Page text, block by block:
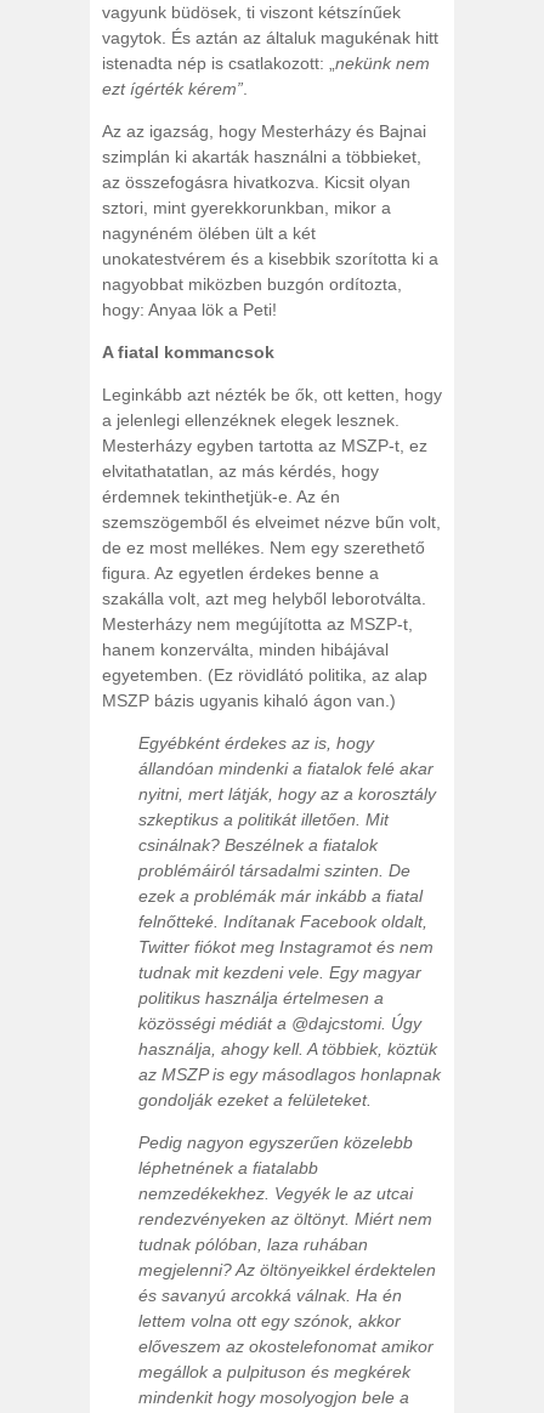
vagyunk büdösek, ti viszont kétszínűek
vagytok. És aztán az általuk magukénak hitt
istenadta nép is csatlakozott: „ nekünk nem
ezt ígérték kérem”
Az az igazság, hogy Mesterházy és Bajnai
szimplán ki akarták használni a többieket,
az összefogásra hivatkozva. Kicsit olyan
sztori, mint gyerekkorunkban, mikor a
nagynéném ölében ült a két
unokatestvérem és a kisebbik szorította ki a
nagyobbat miközben buzgón ordítozta,
hogy: Anyaa lök a Peti!
A fiatal kommancsok
Leginkább azt nézték be ők, ott ketten, hogy
a jelenlegi ellenzéknek elegek lesznek.
Mesterházy egyben tartotta az MSZP-t, ez
elvitathatatlan, az más kérdés, hogy
érdemnek tekinthetjük-e. Az én
szemszögemből és elveimet nézve bűn volt,
de ez most mellékes. Nem egy szerethető
figura. Az egyetlen érdekes benne a
szakálla volt, azt meg helyből leborotválta.
Mesterházy nem megújította az MSZP-t,
hanem konzerválta, minden hibájával
egyetemben. (Ez rövidlátó politika, az alap
MSZP bázis ugyanis kihaló ágon van.)
Egyébként érdekes az is, hogy
állandóan mindenki a fiatalok felé akar
nyitni, mert látják, hogy az a korosztály
szkeptikus a politikát illetően. Mit
csinálnak? Beszélnek a fiatalok
problémáiról társadalmi szinten. De
ezek a problémák már inkább a fiatal
felnőtteké. Indítanak Facebook oldalt,
Twitter fiókot meg Instagramot és nem
tudnak mit kezdeni vele. Egy magyar
politikus használja értelmesen a
közösségi médiát a @dajcstomi. Úgy
használja, ahogy kell. A többiek, köztük
az MSZP is egy másodlagos honlapnak
gondolják ezeket a felületeket.
Pedig nagyon egyszerűen közelebb
léphetnének a fiatalabb
nemzedékekhez. Vegyék le az utcai
rendezvényeken az öltönyt. Miért nem
tudnak pólóban, laza ruhában
megjelenni? Az öltönyeikkel érdektelen
és savanyú arcokká válnak. Ha én
lettem volna ott egy szónok, akkor
előveszem az okostelefonomat amikor
megállok a pulpituson és megkérek
mindenkit hogy mosolyogjon bele a